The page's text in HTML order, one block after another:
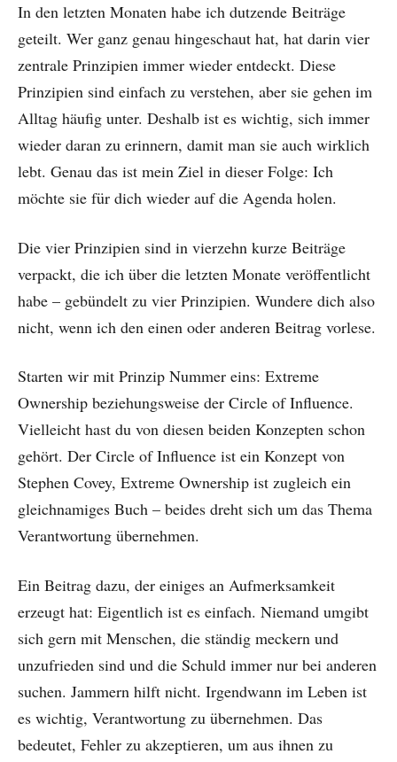
In den letzten Monaten habe ich dutzende Beiträge
geteilt. Wer ganz genau hingeschaut hat, hat darin vier
zentrale Prinzipien immer wieder entdeckt. Diese
Prinzipien sind einfach zu verstehen, aber sie gehen im
Alltag häufig unter. Deshalb ist es wichtig, sich immer
wieder daran zu erinnern, damit man sie auch wirklich
lebt. Genau das ist mein Ziel in dieser Folge: Ich
möchte sie für dich wieder auf die Agenda holen.
Die vier Prinzipien sind in vierzehn kurze Beiträge
verpackt, die ich über die letzten Monate veröffentlicht
habe – gebündelt zu vier Prinzipien. Wundere dich also
nicht, wenn ich den einen oder anderen Beitrag vorlese.
Starten wir mit Prinzip Nummer eins: Extreme
Ownership beziehungsweise der Circle of Influence.
Vielleicht hast du von diesen beiden Konzepten schon
gehört. Der Circle of Influence ist ein Konzept von
Stephen Covey, Extreme Ownership ist zugleich ein
gleichnamiges Buch – beides dreht sich um das Thema
Verantwortung übernehmen.
Ein Beitrag dazu, der einiges an Aufmerksamkeit
erzeugt hat: Eigentlich ist es einfach. Niemand umgibt
sich gern mit Menschen, die ständig meckern und
unzufrieden sind und die Schuld immer nur bei anderen
suchen. Jammern hilft nicht. Irgendwann im Leben ist
es wichtig, Verantwortung zu übernehmen. Das
bedeutet, Fehler zu akzeptieren, um aus ihnen zu